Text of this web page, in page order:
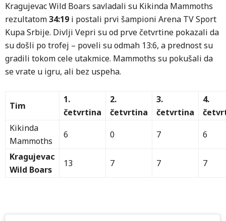
Kragujevac Wild Boars savladali su Kikinda Mammoths
rezultatom34:19 i postali prvi šampioni Arena TV Sport
Kupa Srbije. Divlji Vepri su od prve četvrtine pokazali da
su došli po trofej – poveli su odmah 13:6, a prednost su
gradili tokom cele utakmice. Mammoths su pokušali da
se vrate u igru, ali bez uspeha.
Tim
1.
četvrtina
2.
četvrtina
3.
četvrtina
4.
Kikinda
Mammoths
6 0 7
6
Kragujevac
Wild Boars
13 7 7 7